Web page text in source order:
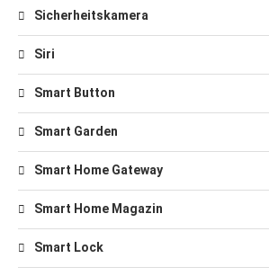
Sicherheitskamera
Siri
Smart Button
Smart Garden
Smart Home Gateway
Smart Home Magazin
Smart Lock